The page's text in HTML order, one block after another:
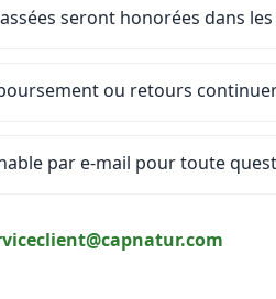
seront honorées dans
ou retours
par e-mail pour toute